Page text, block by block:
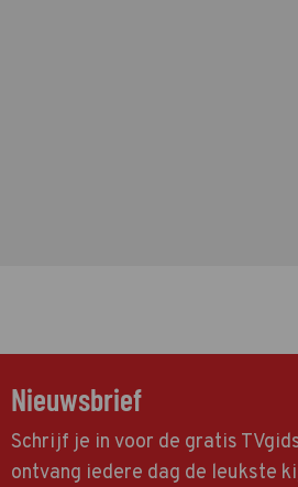
Nieuwsbrief
Schrijf je in voor de gratis
ontvang iedere dag de leukste